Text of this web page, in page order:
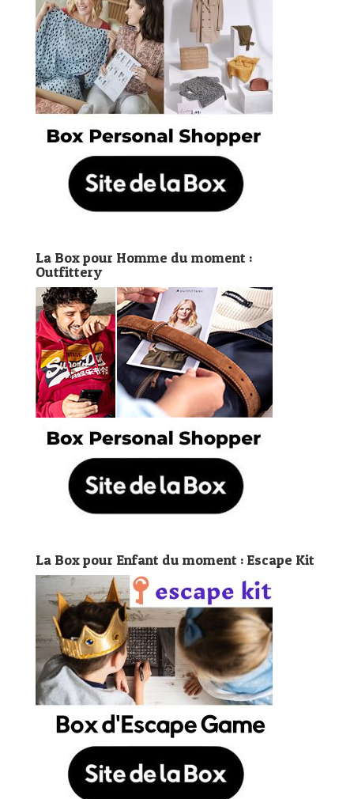
La Box pour Homme du moment :
Outfittery
La Box pour Enfant du moment : Escape Kit